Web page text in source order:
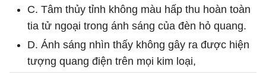
C. Tâm thủy tỉnh không màu hấp thu hoàn toàn
tia tử ngoại trong ánh sáng của đèn hỏ quang.
D. Ánh sáng nhìn thấy không gây ra được hiện
tượng quang điện trên mọi kim loại,